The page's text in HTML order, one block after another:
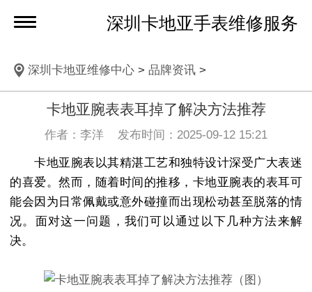
深圳卡地亚手表维修服务
深圳卡地亚维修中心> 品牌资讯>
卡地亚腕表表耳掉了解决方法推荐
作者：李洋 发布时间：2025-09-12 15:21
卡地亚腕表以其精湛工艺和独特设计深受广大表迷
的喜爱。然而，随着时间的推移，卡地亚腕表的表耳可
能会因为日常佩戴或意外碰撞而出现松动甚至脱落的情
况。面对这一问题，我们可以通过以下几种方法来解
决。